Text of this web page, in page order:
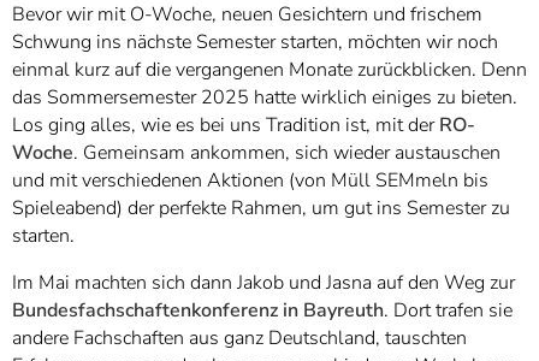
Bevor wir mit O-Woche, neuen Gesichtern und frischem
Schwung ins nächste Semester starten, möchten wir noch
einmal kurz auf die vergangenen Monate zurückblicken. Denn
das Sommersemester 2025 hatte wirklich einiges zu bieten.
Los ging alles, wie es bei uns Tradition ist, mit derRO-
Woche. Gemeinsam ankommen, sich wieder austauschen
und mit verschiedenen Aktionen (von Müll SEMmeln bis
Spieleabend) der perfekte Rahmen, um gut ins Semester zu
starten.
Im Mai machten sich dann Jakob und Jasna auf den Weg zur
Bundesfachschaftenkonferenz in Bayreuth. Dort trafen sie
andere Fachschaften aus ganz Deutschland, tauschten